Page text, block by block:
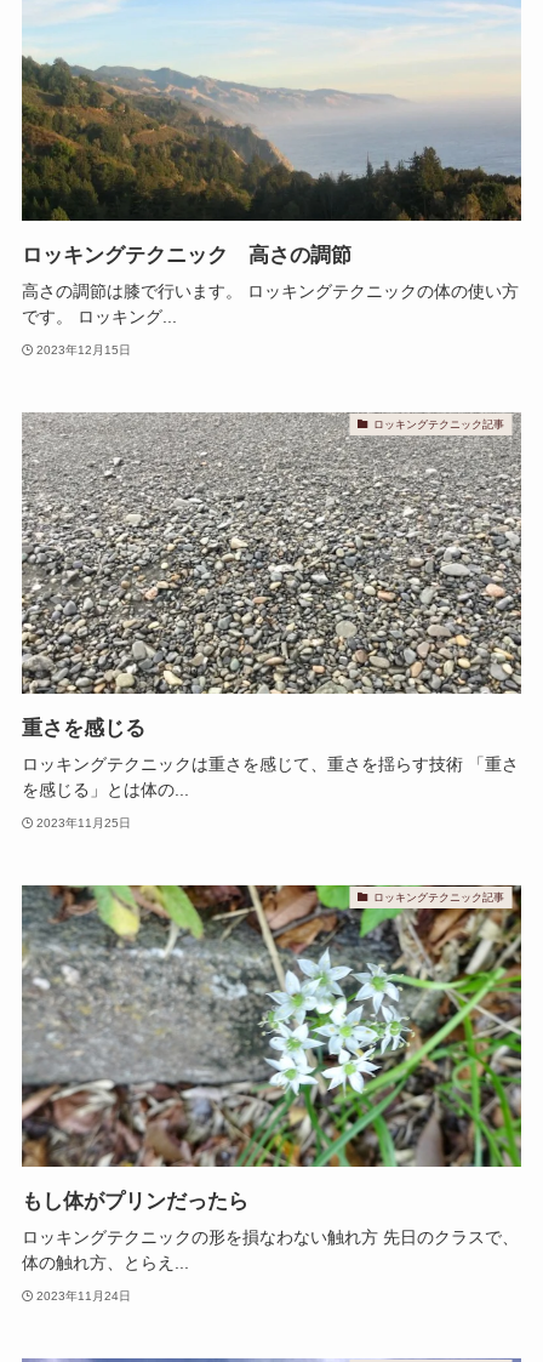
ロッキングテクニック 高さの調節
高さの調節は膝で行います。 ロッキングテクニックの体の使い方
です。 ロッキング...
2023年12月15日
ロッキングテクニック記事
重さを感じる
ロッキングテクニックは重さを感じて、重さを揺らす技術 「重さ
を感じる」とは体の...
2023年11月25日
ロッキングテクニック記事
もし体がプリンだったら
ロッキングテクニックの形を損なわない触れ方 先日のクラスで、
体の触れ方、とらえ...
2023年11月24日